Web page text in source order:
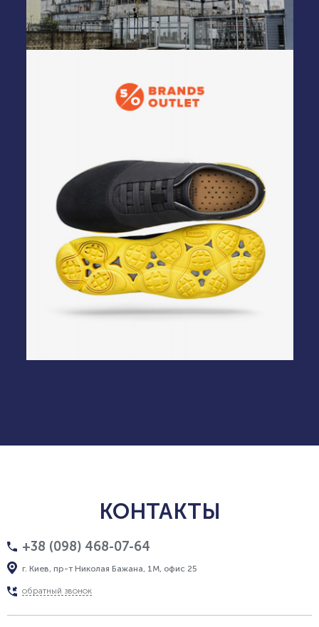
КОНТАКТЫ
+38 (098) 468-07-64
г. Киев, пр-т Николая Бажана, 1М, офис 25
обратный звонок